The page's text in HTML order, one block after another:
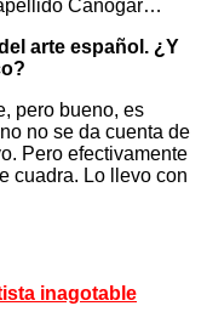
Canogar…
arte español. ¿Y
pero bueno, es
no se da cuenta de
Pero efectivamente
cuadra. Lo llevo con
inagotable